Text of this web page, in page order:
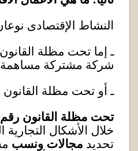
النشاط الإقتصادى
ـ إما تحت مظلة
شركة مشتركة
ـ أو تحت مظلة
تحت مظلة القانون رقم
خلال الأشكال
تحديد مجالات ونسب